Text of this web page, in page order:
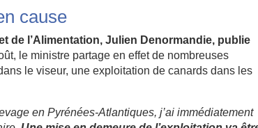
cause
de l’Alimentation, Julien Denormandie, publie
le ministre partage en effet de nombreuses
le viseur, une exploitation de canards dans les
en Pyrénées-Atlantiques, j’ai immédiatement